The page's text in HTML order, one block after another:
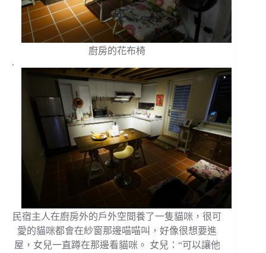
廚房的花布椅
.
民宿主人在廚房外的戶外空間養了一隻貓咪，很可
愛的貓咪都會在紗窗那邊喵喵叫，好像很想要進
屋，女兒一直蹲在那邊看貓咪。 女兒：“可以讓他